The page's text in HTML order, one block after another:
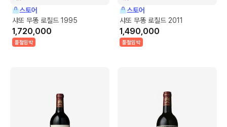
스토어
샤또 무똥 로칠드 1995
1,720,000
품절임박
스토어
샤또 무똥 로칠드 2011
1,490,000
품절임박